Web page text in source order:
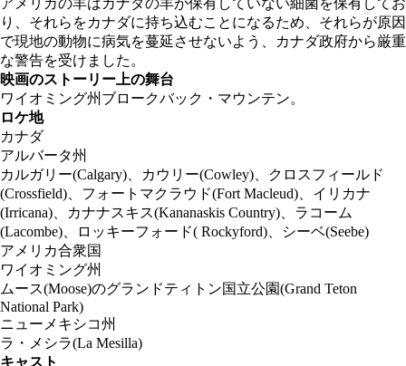
アメリカの羊はカナダの羊が保有していない細菌を保有してお
り、それらをカナダに持ち込むことになるため、それらが原因
で現地の動物に病気を蔓延させないよう、カナダ政府から厳重
な警告を受けました。
映画のストーリー上の舞台
ワイオミング州ブロークバック・マウンテン。
ロケ地
カナダ
アルバータ州
カルガリー(Calgary)、カウリー(Cowley)、クロスフィールド
(Crossfield)、フォートマクラウド(Fort Macleud)、イリカナ
(Irricana)、カナナスキス(Kananaskis Country)、ラコーム
(Lacombe)、ロッキーフォード( Rockyford)、シーベ(Seebe)
アメリカ合衆国
ワイオミング州
ムース(Moose)のグランドティトン国立公園(Grand Teton
National Park)
ニューメキシコ州
ラ・メシラ(La Mesilla)
キャスト